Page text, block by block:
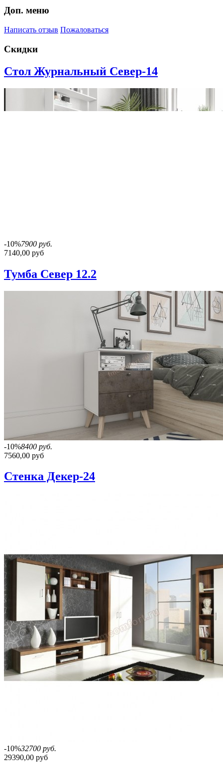
Доп. меню
Написать отзыв Пожаловаться
Скидки
Стол Журнальный Север-14
-10%7900 руб.
7140,00 руб
Тумба Север 12.2
-10%8400 руб.
7560,00 руб
Стенка Декер-24
-10%32700 руб.
29390,00 руб